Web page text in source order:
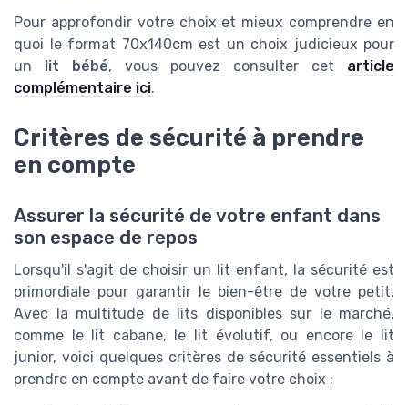
Pour approfondir votre choix et mieux comprendre en
quoi le format 70x140cm est un choix judicieux pour
un
lit bébé, vous pouvez consulter cet article
complémentaire ici.
Critères de sécurité à prendre
en compte
Assurer la sécurité de votre enfant dans
son espace de repos
Lorsqu'il s'agit de choisir un lit enfant, la sécurité est
primordiale pour garantir le bien-être de votre petit.
Avec la multitude de lits disponibles sur le marché,
comme le lit cabane, le lit évolutif, ou encore le lit
junior, voici quelques critères de sécurité essentiels à
prendre en compte avant de faire votre choix :